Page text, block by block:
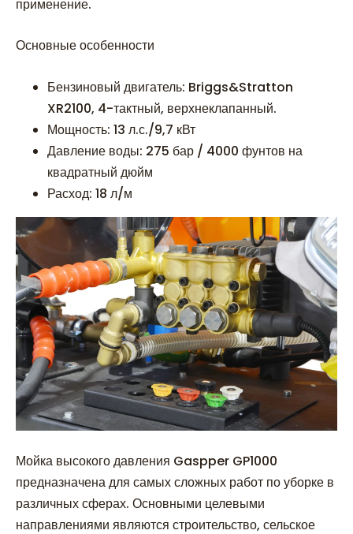
применение.
Основные особенности
Бензиновый двигатель: Briggs&Stratton
XR2100, 4-тактный, верхнеклапанный.
Мощность: 13 л.с./9,7 кВт
Давление воды: 275 бар / 4000 фунтов на
квадратный дюйм
Расход: 18 л/м
Мойка высокого давления Gaspper GP1000
предназначена для самых сложных работ по уборке в
различных сферах. Основными целевыми
направлениями являются строительство, сельское